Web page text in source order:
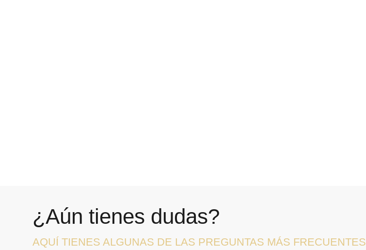
¿Aún tienes dudas?
AQUÍ TIENES ALGUNAS DE LAS PREGUNTAS MÁS FRECUENTES